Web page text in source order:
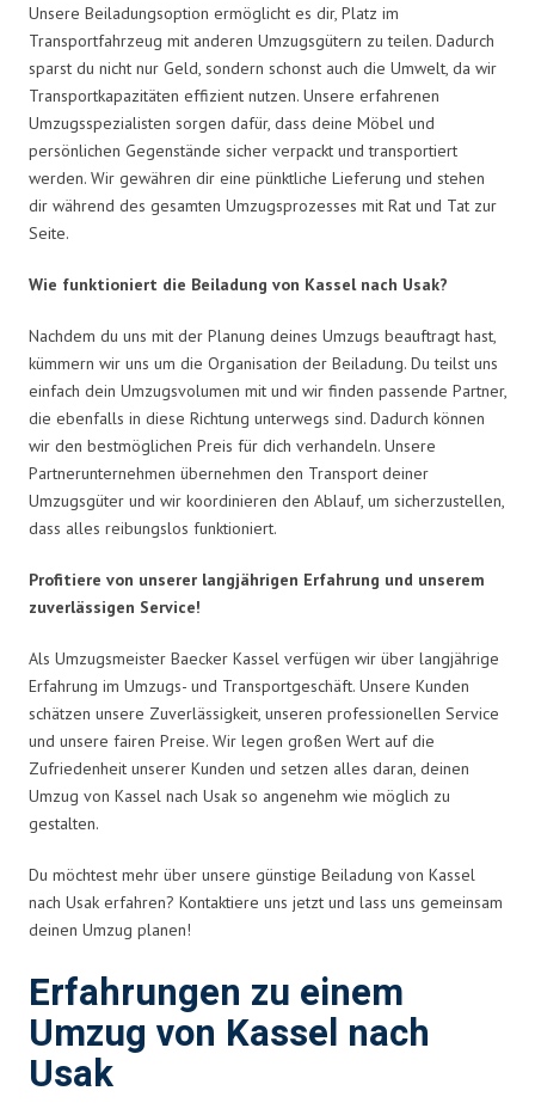
Unsere Beiladungsoption ermöglicht es dir, Platz im
Transportfahrzeug mit anderen Umzugsgütern zu teilen. Dadurch
sparst du nicht nur Geld, sondern schonst auch die Umwelt, da wir
Transportkapazitäten effizient nutzen. Unsere erfahrenen
Umzugsspezialisten sorgen dafür, dass deine Möbel und
persönlichen Gegenstände sicher verpackt und transportiert
werden. Wir gewähren dir eine pünktliche Lieferung und stehen
dir während des gesamten Umzugsprozesses mit Rat und Tat zur
Seite.
Wie funktioniert die Beiladung von Kassel nach Usak?
Nachdem du uns mit der Planung deines Umzugs beauftragt hast,
kümmern wir uns um die Organisation der Beiladung. Du teilst uns
einfach dein Umzugsvolumen mit und wir finden passende Partner,
die ebenfalls in diese Richtung unterwegs sind. Dadurch können
wir den bestmöglichen Preis für dich verhandeln. Unsere
Partnerunternehmen übernehmen den Transport deiner
Umzugsgüter und wir koordinieren den Ablauf, um sicherzustellen,
dass alles reibungslos funktioniert.
Profitiere von unserer langjährigen Erfahrung und unserem
zuverlässigen Service!
Als Umzugsmeister Baecker Kassel verfügen wir über langjährige
Erfahrung im Umzugs- und Transportgeschäft. Unsere Kunden
schätzen unsere Zuverlässigkeit, unseren professionellen Service
und unsere fairen Preise. Wir legen großen Wert auf die
Zufriedenheit unserer Kunden und setzen alles daran, deinen
Umzug von Kassel nach Usak so angenehm wie möglich zu
gestalten.
Du möchtest mehr über unsere günstige Beiladung von Kassel
nach Usak erfahren? Kontaktiere uns jetzt und lass uns gemeinsam
deinen Umzug planen!
Erfahrungen zu einem
Umzug von Kassel nach
Usak